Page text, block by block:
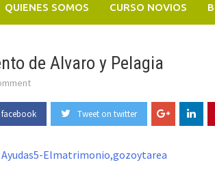
QUIENES SOMOS CURSO NOVIOS
de Alvaro y Pelagia
facebook Tweet on twitter
Elmatrimonio,gozoytarea